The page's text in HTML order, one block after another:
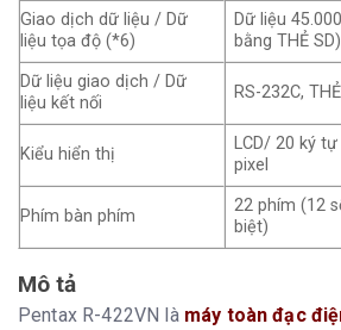
Giao dịch dữ liệu / Dữ
liệu tọa độ (*6)
Dữ liệu
bằng THẺ SD)
Dữ liệu giao dịch / Dữ
liệu kết nối
RS-232C,
Kiểu hiển thị
LCD/ 20 ký
pixel
Phím bàn phím
22 phím (12
biệt)
Mô tả
Pentax R-422VN là máy toàn đạc